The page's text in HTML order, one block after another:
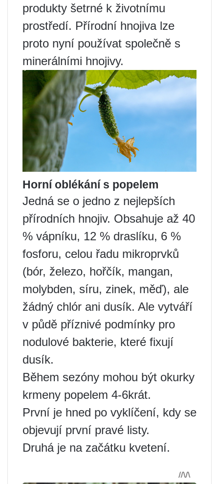
produkty šetrné k životnímu
prostředí. Přírodní hnojiva lze
proto nyní používat společně s
minerálními hnojivy.
Horní oblékání s popelem
Jedná se o jedno z nejlepších
přírodních hnojiv. Obsahuje až 40
% vápníku, 12 % draslíku, 6 %
fosforu, celou řadu mikroprvků
(bór, železo, hořčík, mangan,
molybden, síru, zinek, měď), ale
žádný chlór ani dusík. Ale vytváří
v půdě příznivé podmínky pro
nodulové bakterie, které fixují
dusík.
Během sezóny mohou být okurky
krmeny popelem 4-6krát.
První je hned po vyklíčení, kdy se
objevují první pravé listy.
Druhá je na začátku kvetení.